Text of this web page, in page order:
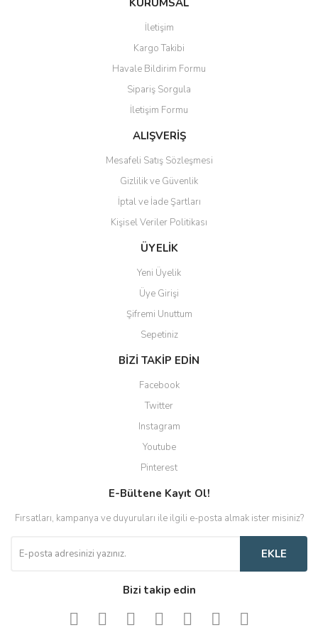
Yorum Yaz
Ürün resmi kalitesiz, bozuk veya görüntülenemiyor.
Ürün açıklamasında eksik bilgiler bulunuyor.
Ürün bilgilerinde hatalar bulunuyor.
Ürün fiyatı diğer sitelerden daha pahalı.
Bu ürüne benzer farklı alternatifler olmalı.
Gönder
KURUMSAL
İletişim
Kargo Takibi
Havale Bildirim Formu
Sipariş Sorgula
İletişim Formu
ALIŞVERİŞ
Mesafeli Satış Sözleşmesi
Gizlilik ve Güvenlik
İptal ve İade Şartları
Kişisel Veriler Politikası
ÜYELİK
Yeni Üyelik
Üye Girişi
Şifremi Unuttum
Sepetiniz
BİZİ TAKİP EDİN
Facebook
Twitter
Instagram
Youtube
Pinterest
E-Bültene Kayıt Ol!
Fırsatları, kampanya ve duyuruları ile ilgili e-posta almak ister misiniz?
EKLE
Bizi takip edin